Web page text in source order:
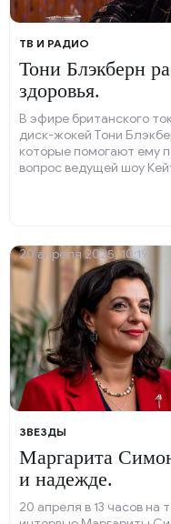
ТВ И РАДИО
Тони Блэкберн
здоровья.
В эфире британского
диск-жокей Тони
которые помогают ему
вопрос ведущей шоу
ЗВЕЗДЫ
Маргарита
и надежде.
20 апреля в 13 часов на
20 апреля 2025, 10:19